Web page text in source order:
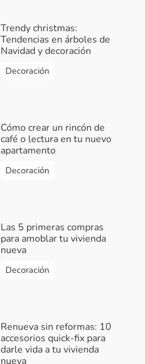
Trendy christmas:
Tendencias en árboles de
Navidad y decoración
Decoración
Cómo crear un rincón de
café o lectura en tu nuevo
apartamento
Decoración
Las 5 primeras compras
para amoblar tu vivienda
nueva
Decoración
Renueva sin reformas: 10
accesorios quick-fix para
darle vida a tu vivienda
nueva